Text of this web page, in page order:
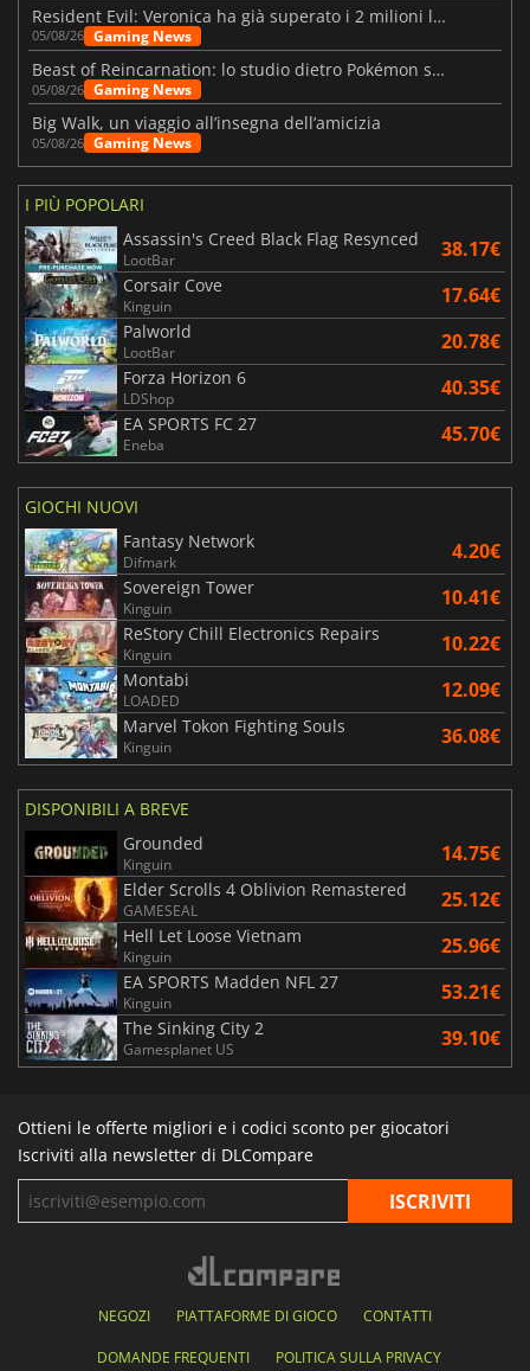
Resident Evil: Veronica ha già superato i 2 milioni liste dei desideri
05/08/26 Gaming News
Beast of Reincarnation: lo studio dietro Pokémon su una nuova strada
05/08/26 Gaming News
Big Walk, un viaggio all’insegna dell’amicizia
05/08/26 Gaming News
I PIÙ POPOLARI
Assassin's Creed Black Flag Resynced
LootBar 38.17€
Corsair Cove
Kinguin 17.64€
Palworld
LootBar 20.78€
Forza Horizon 6
LDShop 40.35€
EA SPORTS FC 27
Eneba 45.70€
GIOCHI NUOVI
Fantasy Network
Difmark 4.20€
Sovereign Tower
Kinguin 10.41€
ReStory Chill Electronics Repairs
Kinguin 10.22€
Montabi
LOADED 12.09€
Marvel Tokon Fighting Souls
Kinguin 36.08€
DISPONIBILI A BREVE
Grounded
Kinguin 14.75€
Elder Scrolls 4 Oblivion Remastered
GAMESEAL 25.12€
Hell Let Loose Vietnam
Kinguin 25.96€
EA SPORTS Madden NFL 27
Kinguin 53.21€
The Sinking City 2
Gamesplanet US 39.10€
Ottieni le offerte migliori e i codici sconto per giocatori
Iscriviti alla newsletter di DLCompare
NEGOZI PIATTAFORME DI GIOCO CONTATTI
DOMANDE FREQUENTI POLITICA SULLA PRIVACY